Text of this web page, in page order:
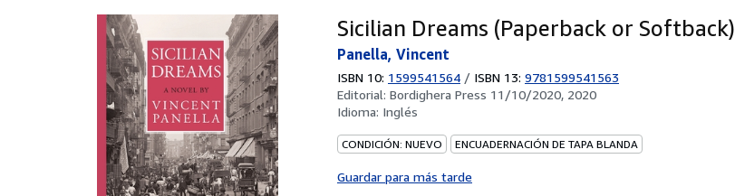
Sicilian Dreams (Paperback or Softback)
Panella, Vincent
ISBN 10: 1599541564 / ISBN 13: 9781599541563
Editorial: Bordighera Press 11/10/2020, 2020
Idioma: Inglés
CONDICIÓN: NUEVO ENCUADERNACIÓN DE TAPA BLANDA
Guardar para más tarde